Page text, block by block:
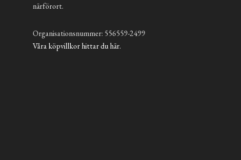
närförort.
Organisationsnummer: 556559-2499
Våra köpvillkor hittar du här.